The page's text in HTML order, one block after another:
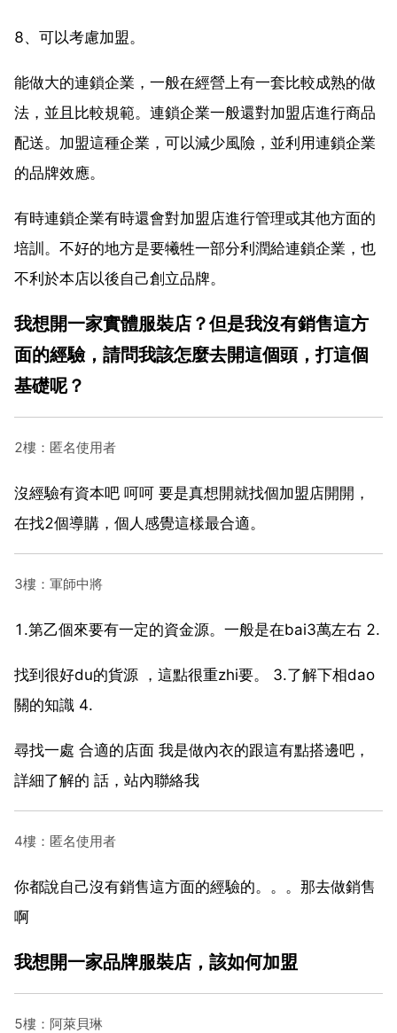
8、可以考慮加盟。
能做大的連鎖企業，一般在經營上有一套比較成熟的做
法，並且比較規範。連鎖企業一般還對加盟店進行商品
配送。加盟這種企業，可以減少風險，並利用連鎖企業
的品牌效應。
有時連鎖企業有時還會對加盟店進行管理或其他方面的
培訓。不好的地方是要犧牲一部分利潤給連鎖企業，也
不利於本店以後自己創立品牌。
我想開一家實體服裝店？但是我沒有銷售這方
面的經驗，請問我該怎麼去開這個頭，打這個
基礎呢？
2樓：匿名使用者
沒經驗有資本吧 呵呵 要是真想開就找個加盟店開開，
在找2個導購，個人感覺這樣最合適。
3樓：軍師中將
1.第乙個來要有一定的資金源。一般是在bai3萬左右 2.
找到很好du的貨源 ，這點很重zhi要。 3.了解下相dao
關的知識 4.
尋找一處 合適的店面 我是做內衣的跟這有點搭邊吧，
詳細了解的 話，站內聯絡我
4樓：匿名使用者
你都說自己沒有銷售這方面的經驗的。。。那去做銷售
啊
我想開一家品牌服裝店，該如何加盟
5樓：阿萊貝琳